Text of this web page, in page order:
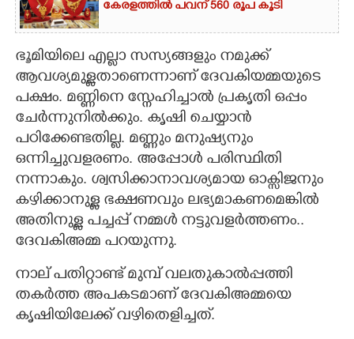
കേരളത്തിൽ പവന് 560 രൂപ കൂടി
ഭൂമിയിലെ എല്ലാ സസ്യങ്ങളും നമുക്ക്
ആവശ്യമുള്ളതാണെന്നാണ് ദേവകിയമ്മയുടെ
പക്ഷം. മണ്ണിനെ സ്നേഹിച്ചാൽ പ്രകൃതി ഒപ്പം
ചേർന്നുനിൽക്കും. കൃഷി ചെയ്യാൻ
പഠിക്കേണ്ടതില്ല. മണ്ണും മനുഷ്യനും
ഒന്നിച്ചുവളരണം. അപ്പോൾ പരിസ്ഥിതി
നന്നാകും. ശ്വസിക്കാനാവശ്യമായ ഓക്സിജനും
കഴിക്കാനുള്ള ഭക്ഷണവും ലഭ്യമാകണമെങ്കിൽ
അതിനുള്ള പച്ചപ്പ് നമ്മൾ നട്ടുവളർത്തണം..
ദേവകിഅമ്മ പറയുന്നു.
നാല് പതിറ്റാണ്ട് മുമ്പ് വലതുകാൽപ്പത്തി
തകർത്ത അപകടമാണ് ദേവകിഅമ്മയെ
കൃഷിയിലേക്ക് വഴിതെളിച്ചത്.